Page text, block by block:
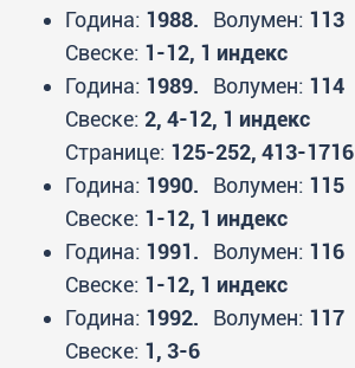
Година: 1988. Волумен: 113
Свеске: 1-12, 1 индекс
Година: 1989. Волумен: 114
Свеске: 2, 4-12, 1 индекс
Странице: 125-252, 413-1716
Година: 1990. Волумен: 115
Свеске: 1-12, 1 индекс
Година: 1991. Волумен: 116
Свеске: 1-12, 1 индекс
Година: 1992. Волумен: 117
Свеске: 1, 3-6